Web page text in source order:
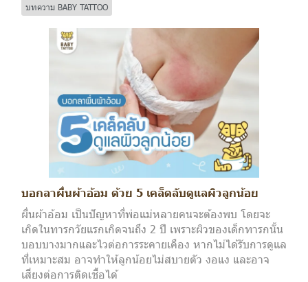
บทความ BABY TATTOO
บอกลาผื่นผ้าอ้อม ด้วย 5 เคล็ดลับดูแลผิวลูกน้อย
ผื่นผ้าอ้อม เป็นปัญหาที่พ่อแม่หลายคนจะต้องพบ โดยจะ
เกิดในทารกวัยแรกเกิดจนถึง 2 ปี เพราะผิวของเด็กทารกนั้น
บอบบางมากและไวต่อการระคายเคือง หากไม่ได้รับการดูแล
ที่เหมาะสม อาจทำให้ลูกน้อยไม่สบายตัว งอแง และอาจ
เสี่ยงต่อการติดเชื้อได้